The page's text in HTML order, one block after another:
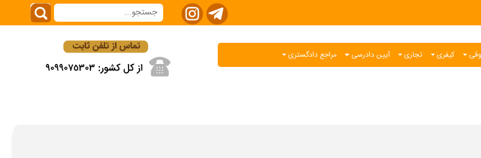
کیفری تجاری آیین دادرسی مراجع دادگستری